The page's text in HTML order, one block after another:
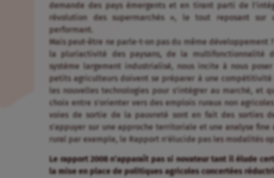
demande des pays émergents et en tirant parti de
révolution des supermarchés », le tout reposant sur
performant.
Mais peut-être ne parle-t-on pas du même développement
la pluriactivité des paysans, de la multifonctionnalité
système largement industrialisé, nous incite à nous
petits agriculteurs doivent se préparer à une
les nouvelles technologies pour s’intégrer au marché, et
choix entre s’orienter vers des emplois ruraux non
voies de sortie de la pauvreté sont en fait des sorties
s’appuyer sur une approche territoriale et une analyse
rural par exemple, le Rapport n’élucide pas les modalités
Le rapport 2008 n’apparaît pas si novateur tant il élude
la mise en place de politiques agricoles concertées